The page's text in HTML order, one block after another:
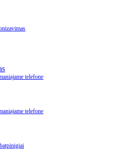
telefone
telefone